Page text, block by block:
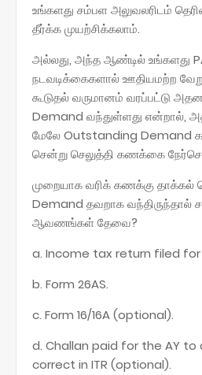
உங்களது சம்பள அலுவலரிடம்
தீர்க்க முயற்சிக்கலாம்.
அல்லது, அந்த ஆண்டில் உங்களது
நடவடிக்கைகளால் ஊதியமற்ற
கூடுதல் வருமானம் வரப்பட்டு
Demand வந்துள்ளது
மேலே Outstanding Demand
சென்று செலுத்தி கணக்கை
முறையாக வரிக் கணக்கு தாக்கல்
Demand தவறாக
ஆவணங்கள் தேவை?
a. Income tax return filed for
b. Form 26AS.
c. Form 16/16A (optional).
d. Challan paid for the AY
correct in ITR (optional).